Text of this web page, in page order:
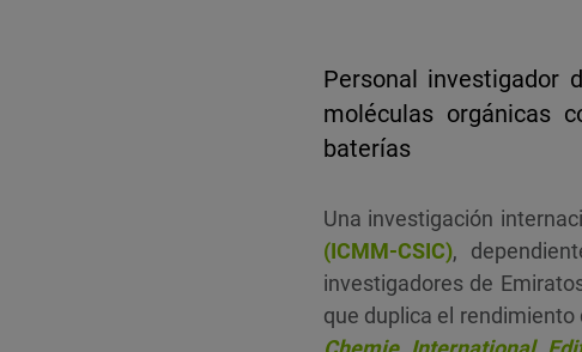
Personal investigador
moléculas orgánicas
baterías
Una investigación
(ICMM-CSIC),
investigadores de
que duplica el